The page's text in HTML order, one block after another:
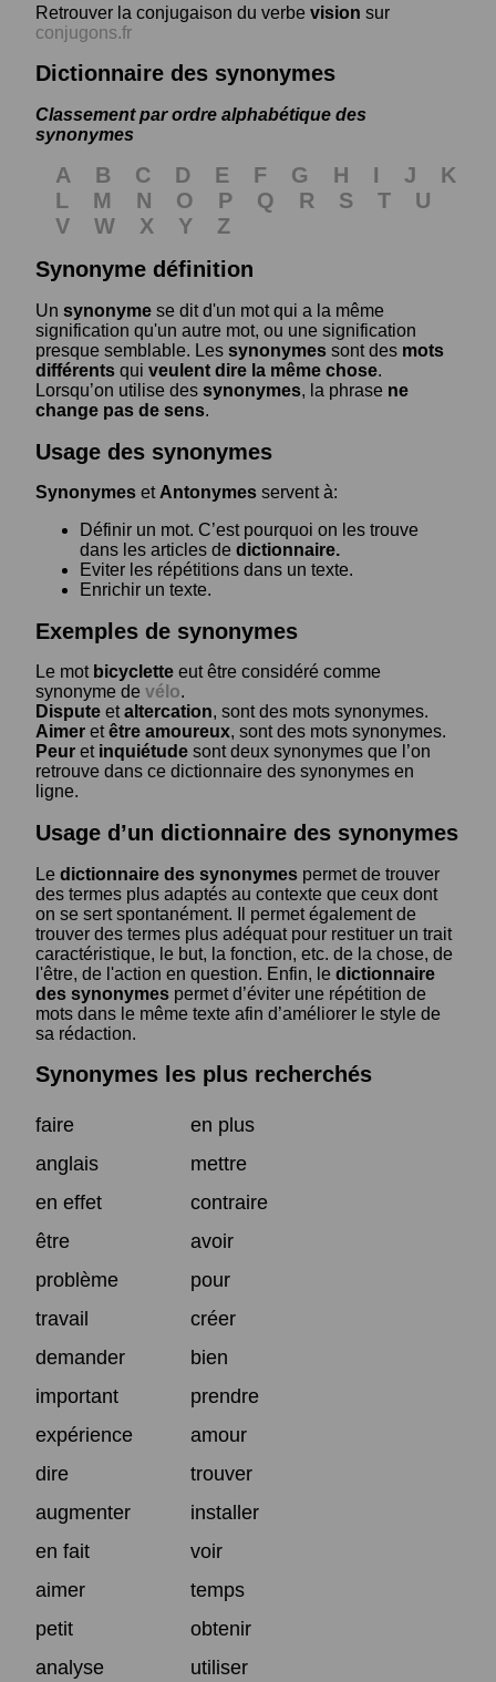
Retrouver la conjugaison du verbe vision sur
conjugons.fr
Dictionnaire des synonymes
Classement par ordre alphabétique des
synonymes
A B C D E F G H I J
K
L
M N O P Q R S T
U
V
W X Y
Z
Synonyme définition
Un synonyme se dit d'un mot qui a la même
signification qu'un autre mot, ou une signification
presque semblable. Les synonymes sont des mots
différents qui veulent dire la même chose.
Lorsqu’on utilise des synonymes, la phrase ne
change pas de sens.
Usage des synonymes
Synonymes et Antonymes servent à:
Définir un mot. C’est pourquoi on les trouve
dans les articles de dictionnaire.
Eviter les répétitions dans un texte.
Enrichir un texte.
Exemples de synonymes
Le mot bicyclette eut être considéré comme
synonyme de vélo.
Dispute etaltercation, sont des mots synonymes.
Aimer etêtre amoureux, sont des mots synonymes.
Peur et inquiétude sont deux synonymes que l’on
retrouve dans ce dictionnaire des synonymes en
ligne.
Usage d’un dictionnaire des synonymes
Le dictionnaire des synonymes permet de trouver
des termes plus adaptés au contexte que ceux dont
on se sert spontanément. Il permet également de
trouver des termes plus adéquat pour restituer un trait
caractéristique, le but, la fonction, etc. de la chose, de
l'être, de l'action en question. Enfin, le dictionnaire
des synonymes permet d’éviter une répétition de
mots dans le même texte afin d’améliorer le style de
sa rédaction.
Synonymes les plus recherchés
faire
en plus
anglais
mettre
en effet
contraire
être
avoir
problème
pour
travail
créer
demander
bien
important
prendre
expérience
amour
dire
trouver
augmenter
installer
en fait
voir
aimer
temps
petit
obtenir
analyse
utiliser